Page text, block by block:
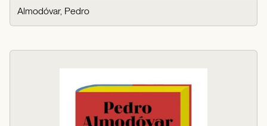
Almodóvar, Pedro